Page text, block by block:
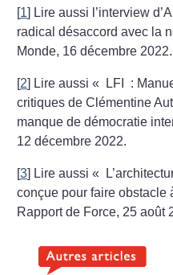
[1] Lire aussi l’interview
radical désaccord avec la
Monde, 16 décembre 2022.
[2] Lire aussi «
LFI :
critiques de Clémentine
manque de démocratie
12 décembre 2022.
[3] Lire aussi «
conçue pour faire obstacle
Rapport de Force, 25 août